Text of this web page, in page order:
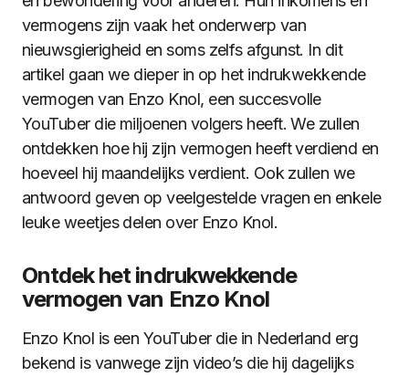
vermogens zijn vaak het onderwerp van
nieuwsgierigheid en soms zelfs afgunst. In dit
artikel gaan we dieper in op het indrukwekkende
vermogen van Enzo Knol, een succesvolle
YouTuber die miljoenen volgers heeft. We zullen
ontdekken hoe hij zijn vermogen heeft verdiend en
hoeveel hij maandelijks verdient. Ook zullen we
antwoord geven op veelgestelde vragen en enkele
leuke weetjes delen over Enzo Knol.
Ontdek het indrukwekkende
vermogen van Enzo Knol
Enzo Knol is een YouTuber die in Nederland erg
bekend is vanwege zijn video’s die hij dagelijks